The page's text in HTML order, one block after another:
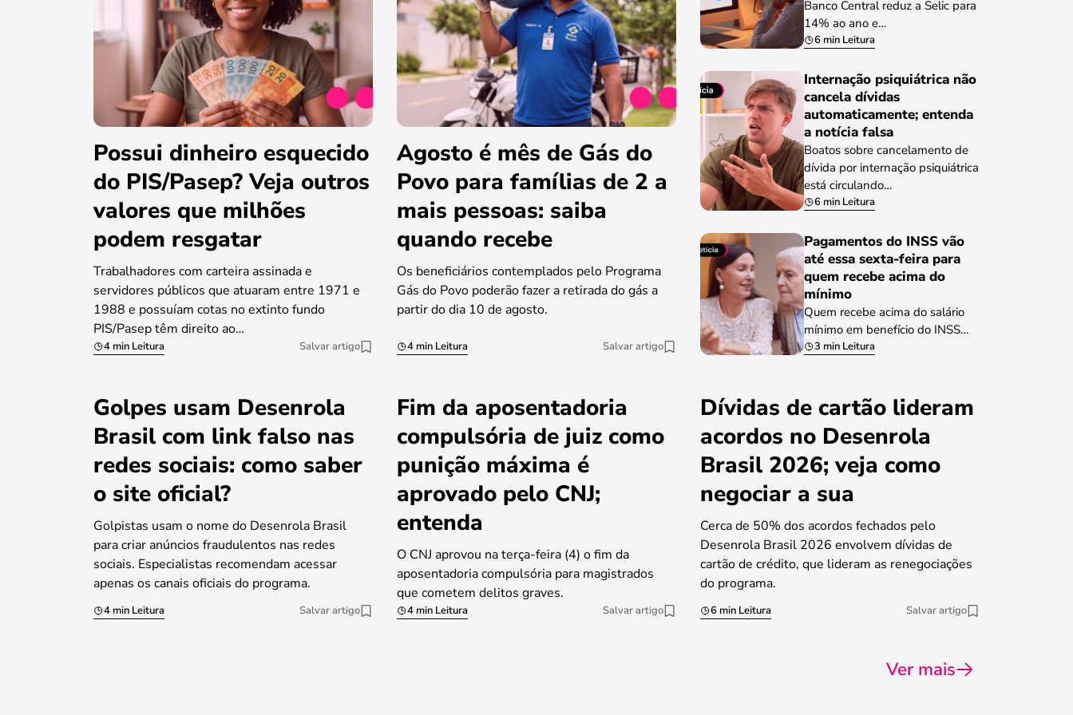
Possui dinheiro esquecido
do PIS/Pasep? Veja outros
valores que milhões
podem resgatar
Trabalhadores com carteira assinada e
servidores públicos que atuaram entre 1971 e
1988 e possuíam cotas no extinto fundo
PIS/Pasep têm direito ao…
4 min Leitura Salvar artigo
Agosto é mês de Gás do
Povo para famílias de 2 a
mais pessoas: saiba
quando recebe
Os beneficiários contemplados pelo Programa
Gás do Povo poderão fazer a retirada do gás a
partir do dia 10 de agosto.
4 min Leitura Salvar artigo
Banco Central reduz a Selic para
14% ao ano e…
6 min Leitura
Internação psiquiátrica não
cancela dívidas
automaticamente; entenda
a notícia falsa
Boatos sobre cancelamento de
dívida por internação psiquiátrica
está circulando…
6 min Leitura
Pagamentos do INSS vão
até essa sexta-feira para
quem recebe acima do
mínimo
Quem recebe acima do salário
mínimo em benefício do INSS…
3 min Leitura
Golpes usam Desenrola
Brasil com link falso nas
redes sociais: como saber
o site oficial?
Golpistas usam o nome do Desenrola Brasil
para criar anúncios fraudulentos nas redes
sociais. Especialistas recomendam acessar
apenas os canais oficiais do programa.
4 min Leitura Salvar artigo
Fim da aposentadoria
compulsória de juiz como
punição máxima é
aprovado pelo CNJ;
entenda
O CNJ aprovou na terça-feira (4) o fim da
aposentadoria compulsória para magistrados
que cometem delitos graves.
4 min Leitura Salvar artigo
Dívidas de cartão lideram
acordos no Desenrola
Brasil 2026; veja como
negociar a sua
Cerca de 50% dos acordos fechados pelo
Desenrola Brasil 2026 envolvem dívidas de
cartão de crédito, que lideram as renegociações
do programa.
6 min Leitura Salvar artigo
Ver mais